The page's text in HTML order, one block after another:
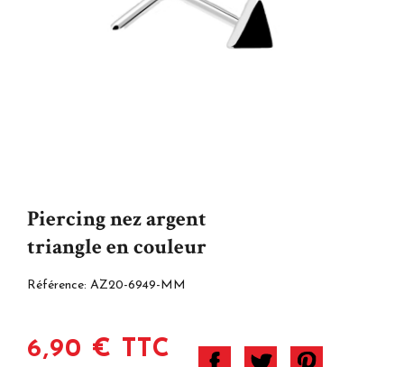
Piercing nez argent
triangle en couleur
Référence: AZ20-6949-MM
6,90 € TTC